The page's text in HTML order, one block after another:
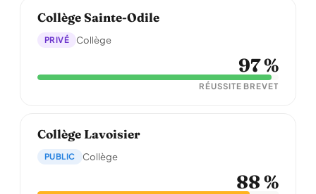
Collège Sainte-Odile
PRIVÉ Collège
97 %
RÉUSSITE BREVET
Collège Lavoisier
PUBLIC Collège
88 %